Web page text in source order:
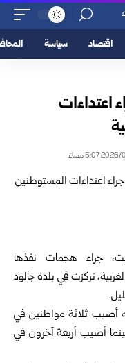
اقتصاد سياسة
اعتداءات
جراء هجمات نفذها
تركزت في بلدة جالود
أصيب ثلاثة مواطنين في
أصيب أربعة آخرون في